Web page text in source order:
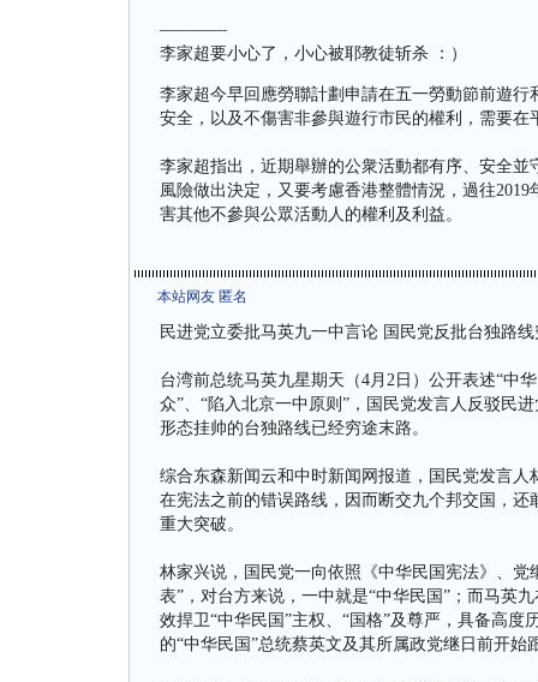
————
李家超要小心了，小心被耶教徒斩杀 ：）
李家超今早回應勞聯計劃申請在五一勞動節前遊
安全，以及不傷害非參與遊行市民的權利，需要在
李家超指出，近期舉辦的公衆活動都有序、安全
風險做出決定，又要考慮香港整體情況，過往
害其他不參與公眾活動人的權利及利益。
本站网友 匿名
民进党立委批马英九一中言论 国民党反批台独路
台湾前总统马英九星期天（4月2日）公开表述“中
众”、“陷入北京一中原则”，国民党发言人反驳民
形态挂帅的台独路线已经穷途末路。
综合东森新闻云和中时新闻网报道，国民党发言
在宪法之前的错误路线，因而断交九个邦交国，
重大突破。
林家兴说，国民党一向依照《中华民国宪法》、
表”，对台方来说，一中就是“中华民国”；而马英
效捍卫“中华民国”主权、“国格”及尊严，具备高
的“中华民国”总统蔡英文及其所属政党继日前开